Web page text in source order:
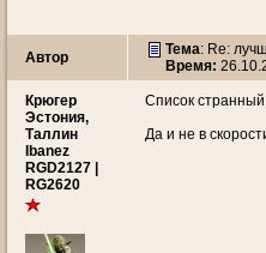
Автор Тема: Re:
Время:
Крюгер
Эстония,
Таллин
Ibanez
RGD2127 |
RG2620
Список странный
Да и не в